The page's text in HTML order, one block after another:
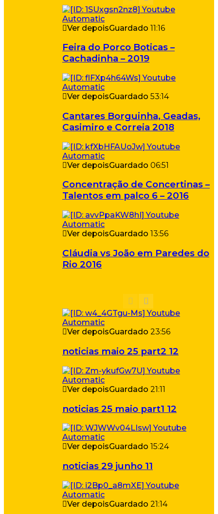
Ver depoisGuardado 11:16
Feira do Porco Boticas –
Cachadinha – 2019
Ver depoisGuardado 53:14
Cantares Borguinha, Geadas,
Casimiro e Correia 2018
Ver depoisGuardado 06:51
Concentração de Concertinas –
Talentos em palco 6 – 2016
Ver depoisGuardado 13:56
Cláudia vs João em Paredes do
Rio 2016
Ver depoisGuardado 23:56
noticias maio 25 part2 12
Ver depoisGuardado 21:11
noticias 25 maio part1 12
Ver depoisGuardado 15:24
noticias 29 junho 11
Ver depoisGuardado 21:14